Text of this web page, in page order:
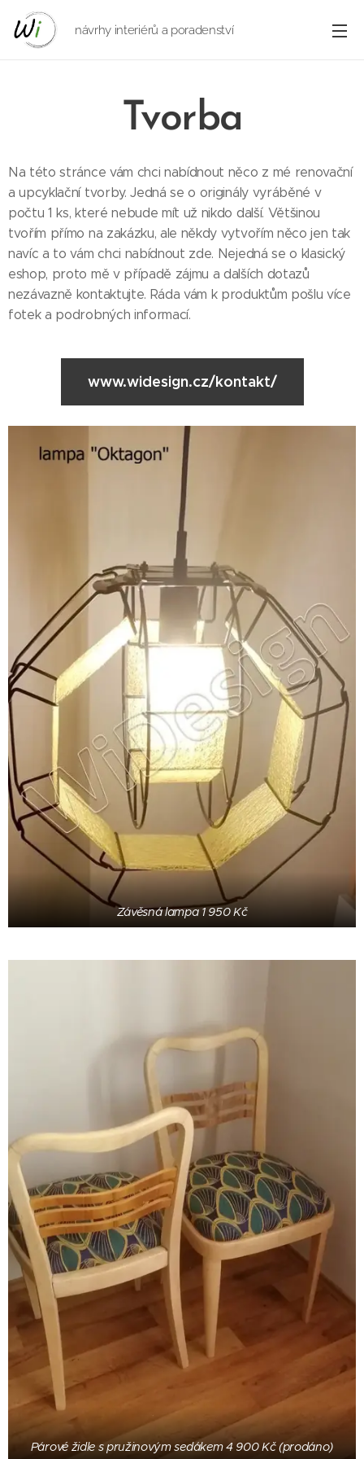
návrhy interiérů a poradenství
Tvorba
Na této stránce vám chci nabídnout něco z mé renovační
a upcyklační tvorby. Jedná se o originály vyráběné v
počtu 1 ks, které nebude mít už nikdo další. Většinou
tvořím přímo na zakázku, ale někdy vytvořím něco jen tak
navíc a to vám chci nabídnout zde. Nejedná se o klasický
eshop, proto mě v případě zájmu a dalších dotazů
nezávazně kontaktujte. Ráda vám k produktům pošlu více
fotek a podrobných informací.
www.widesign.cz/kontakt/
Závěsná lampa 1 950 Kč
Párové židle s pružinovým sedákem 4 900 Kč (prodáno)